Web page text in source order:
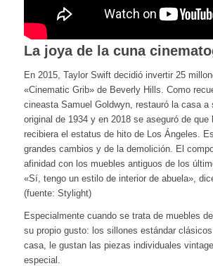
La joya de la cuna
En 2015, Taylor Swift decidió invertir 25
«Cinematic Grib» de Beverly Hills. Como
cineasta Samuel Goldwyn, restauró la casa a
original de 1934 y en 2018 se aseguró de que
recibiera el estatus de hito de Los Ángeles.
grandes cambios y de la demolición. El
afinidad con los muebles antiguos de los
«Sí, tengo un estilo de interior de abuela»,
(fuente: Stylight)
Especialmente cuando se trata de muebles
su propio gusto: los sillones estándar
casa, le gustan las piezas individuales
especial.